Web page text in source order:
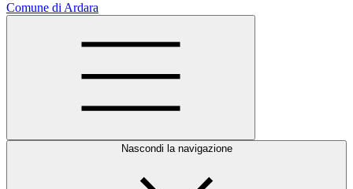
Comune di Ardara
Nascondi la navigazione